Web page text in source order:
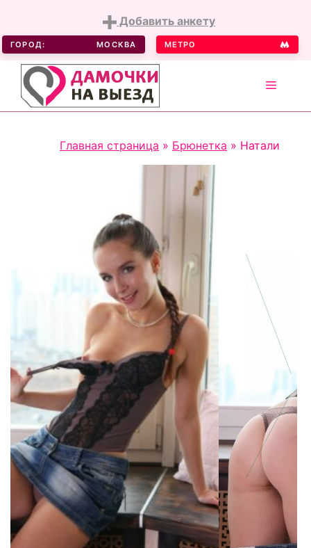
Добавить анкету
ГОРОД: МОСКВА МЕТРО
MENU
Главная страница » Брюнетка » Натали